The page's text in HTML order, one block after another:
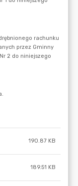
190.87 KB
189.51 KB